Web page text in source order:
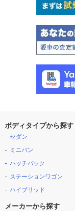
ボディタイプから探す
セダン
ミニバン
ハッチバック
ステーションワゴン
ハイブリッド
メーカーから探す